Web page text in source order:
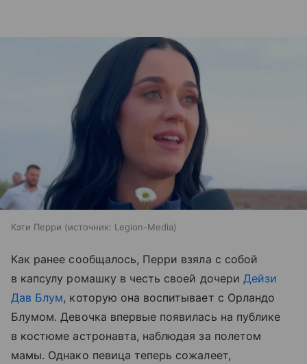
Кэти Перри источник: Legion-Media
Как ранее сообщалось, Перри взяла с собой
в капсулу ромашку в честь своей дочери Дейзи
Дав Блум, которую она воспитывает с Орландо
Блумом. Девочка впервые появилась на публике
в костюме астронавта, наблюдая за полетом
мамы. Однако певица теперь сожалеет,